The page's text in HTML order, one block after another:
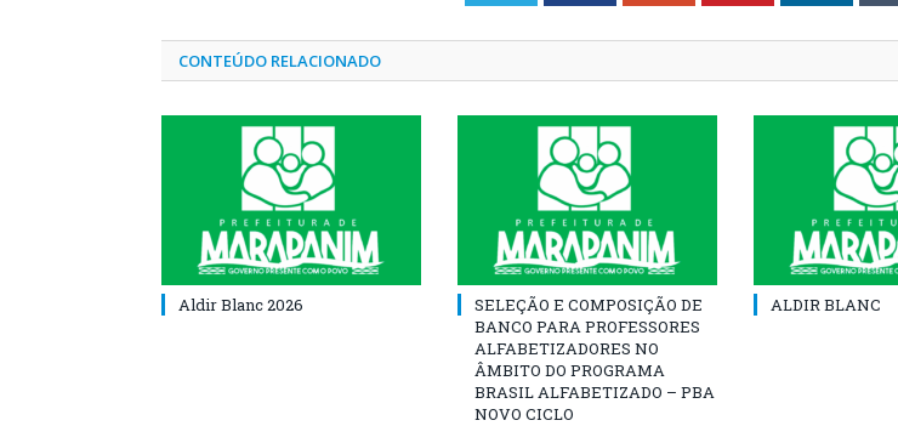
CONTEÚDO RELACIONADO
Aldir Blanc 2026
SELEÇÃO E COMPOSIÇÃO DE
BANCO PARA PROFESSORES
ALFABETIZADORES NO
ÂMBITO DO PROGRAMA
BRASIL ALFABETIZADO – PBA
NOVO CICLO
ALDIR BLANC